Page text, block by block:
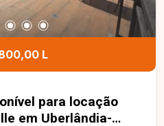
busca um imóvel
localizado no bairro
e venha conhecer
casa.
L
para locação
em Uberlândia-